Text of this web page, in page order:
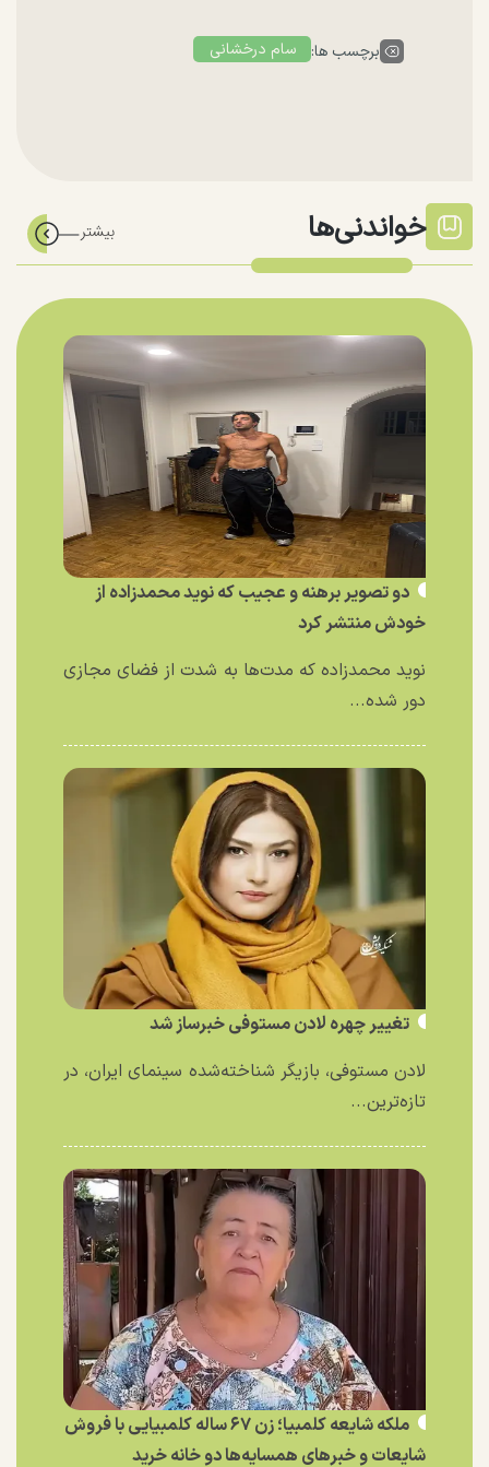
برچسب ها: سام درخشانی
خواندنی‌ها
دو تصویر برهنه و عجیب که نوید محمدزاده از
خودش منتشر کرد
نوید محمدزاده که مدت‌ها به شدت از فضای مجازی
دور شده...
تغییر چهره لادن مستوفی خبرساز شد
لادن مستوفی، بازیگر شناخته‌شده سینمای ایران، در
تازه‌ترین...
ملکه شایعه کلمبیا؛ زن ۶۷ ساله کلمبیایی با فروش
شایعات و خبر‌های همسایه‌ها دو خانه خرید